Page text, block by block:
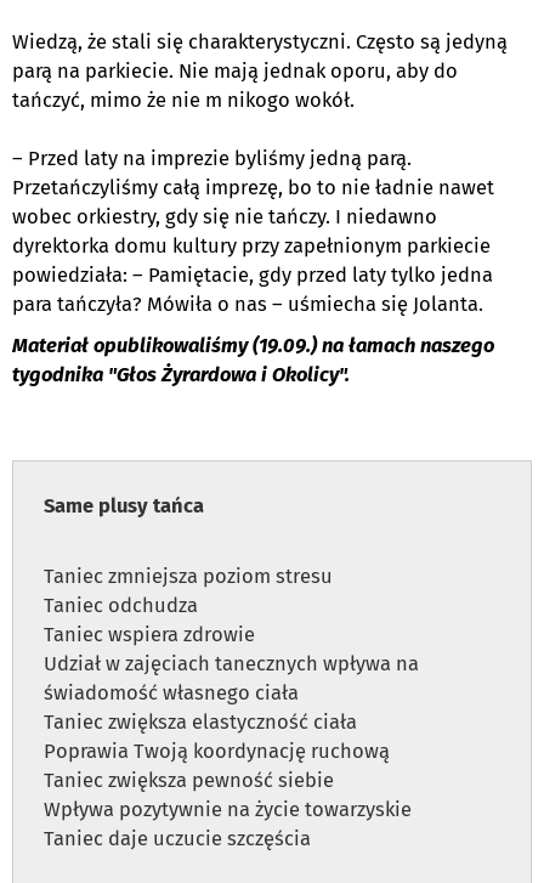
Wiedzą, że stali się charakterystyczni. Często są jedyną
parą na parkiecie. Nie mają jednak oporu, aby do
tańczyć, mimo że nie m nikogo wokół.
– Przed laty na imprezie byliśmy jedną parą.
Przetańczyliśmy całą imprezę, bo to nie ładnie nawet
wobec orkiestry, gdy się nie tańczy. I niedawno
dyrektorka domu kultury przy zapełnionym parkiecie
powiedziała: – Pamiętacie, gdy przed laty tylko jedna
para tańczyła? Mówiła o nas – uśmiecha się Jolanta.
Materiał opublikowaliśmy (19.09.) na łamach naszego
tygodnika "Głos Żyrardowa i Okolicy".
Same plusy tańca
Taniec zmniejsza poziom stresu
Taniec odchudza
Taniec wspiera zdrowie
Udział w zajęciach tanecznych wpływa na
świadomość własnego ciała
Taniec zwiększa elastyczność ciała
Poprawia Twoją koordynację ruchową
Taniec zwiększa pewność siebie
Wpływa pozytywnie na życie towarzyskie
Taniec daje uczucie szczęścia